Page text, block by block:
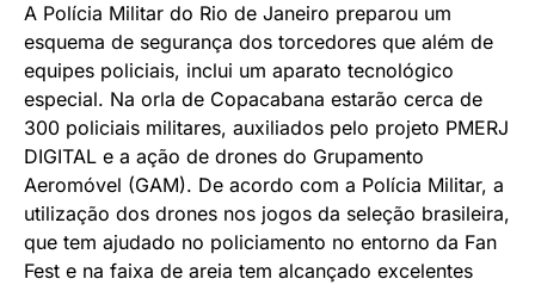
A Polícia Militar do Rio de Janeiro preparou um
esquema de segurança dos torcedores que além de
equipes policiais, inclui um aparato tecnológico
especial. Na orla de Copacabana estarão cerca de
300 policiais militares, auxiliados pelo projeto PMERJ
DIGITAL e a ação de drones do Grupamento
Aeromóvel (GAM). De acordo com a Polícia Militar, a
utilização dos drones nos jogos da seleção brasileira,
que tem ajudado no policiamento no entorno da Fan
Fest e na faixa de areia tem alcançado excelentes